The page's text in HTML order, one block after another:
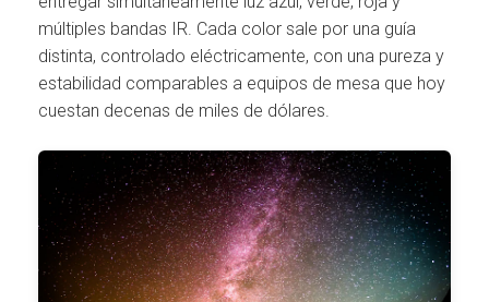
múltiples bandas IR. Cada color sale por una guía
distinta, controlado eléctricamente, con una pureza y
estabilidad comparables a equipos de mesa que hoy
cuestan decenas de miles de dólares.